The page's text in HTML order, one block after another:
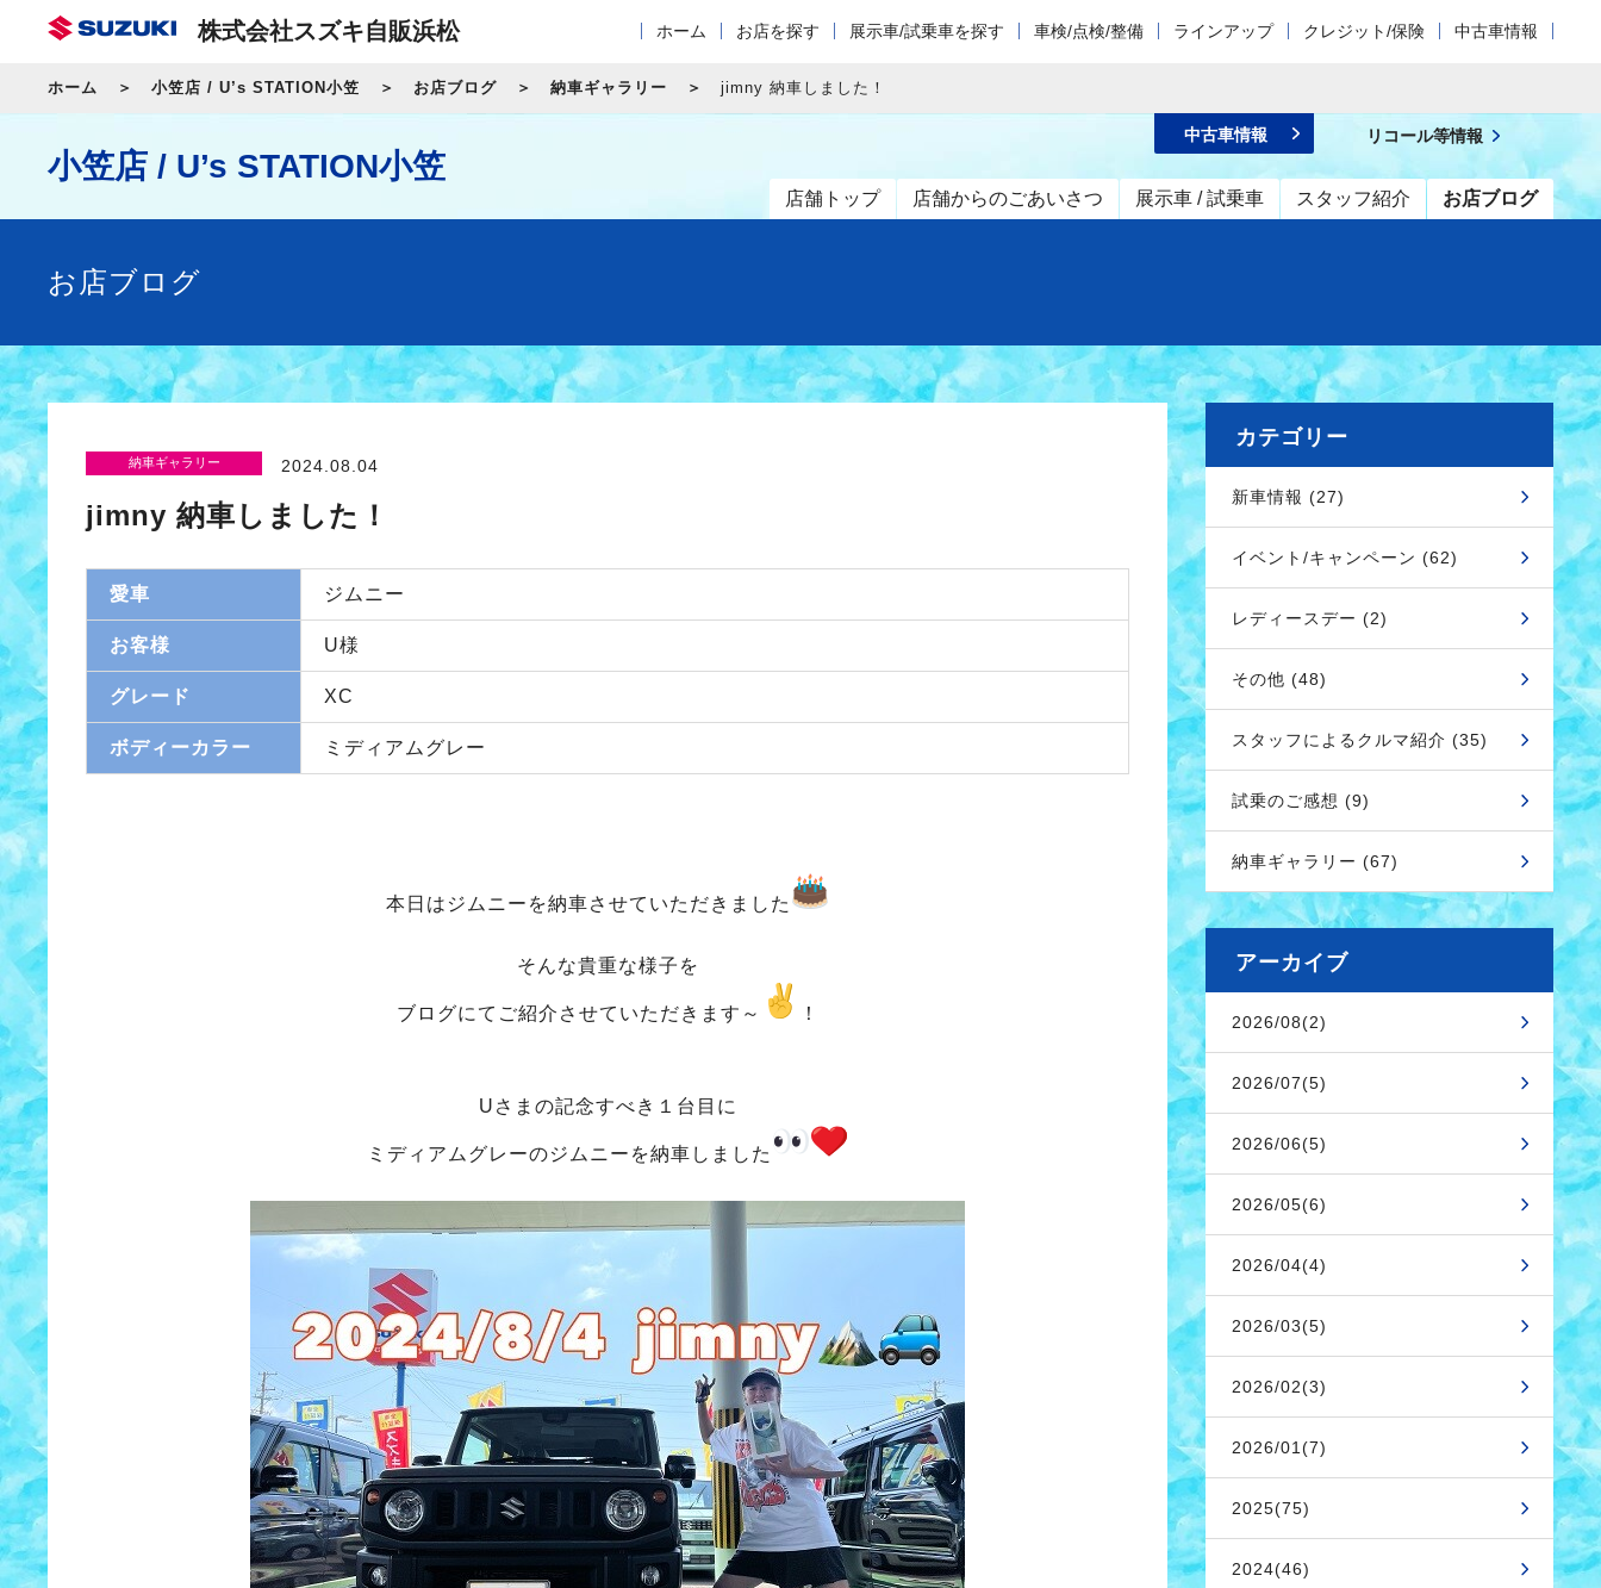
株式会社スズキ自販浜松 ホーム お店を探す 展示車/試乗車を探す 車検/点検/整備 ラインアップ クレジット/保険 中古車情報
ホーム 小笠店 / U’s STATION小笠 お店ブログ 納車ギャラリー jimny 納車しました！
小笠店 / U’s STATION小笠
店舗トップ 店舗からのごあいさつ 展示車 / 試乗車 スタッフ紹介 お店ブログ
中古車情報 リコール等情報
お店ブログ
納車ギャラリー 2024.08.04
jimny 納車しました！
愛車 ジムニー
お客様 U様
グレード XC
ボディーカラー ミディアムグレー
本日はジムニーを納車させていただきました
そんな貴重な様子を
ブログにてご紹介させていただきます～ ！
Uさまの記念すべき１台目に
ミディアムグレーのジムニーを納車しました
カテゴリー
新車情報 (27)
イベント/キャンペーン (62)
レディースデー (2)
その他 (48)
スタッフによるクルマ紹介 (35)
試乗のご感想 (9)
納車ギャラリー (67)
アーカイブ
2026/08(2)
2026/07(5)
2026/06(5)
2026/05(6)
2026/04(4)
2026/03(5)
2026/02(3)
2026/01(7)
2025(75)
2024(46)